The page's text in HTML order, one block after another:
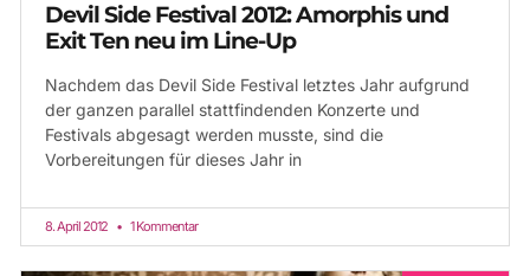
Devil Side Festival 2012: Amorphis und
Exit Ten neu im Line-Up
Nachdem das Devil Side Festival letztes Jahr aufgrund
der ganzen parallel stattfindenden Konzerte und
Festivals abgesagt werden musste, sind die
Vorbereitungen für dieses Jahr in
8. April 2012 1 Kommentar